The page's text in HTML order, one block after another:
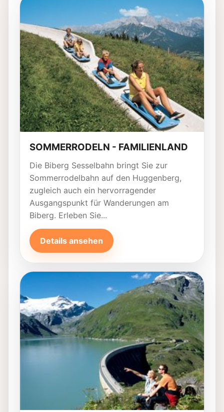
SOMMERRODELN - FAMILIENLAND
Die Biberg Sesselbahn bringt Sie zur
Sommerrodelbahn auf den Huggenberg,
zugleich auch ein hervorragender
Ausgangspunkt für Wanderungen am
Biberg. Erleben Sie...
Details ansehen